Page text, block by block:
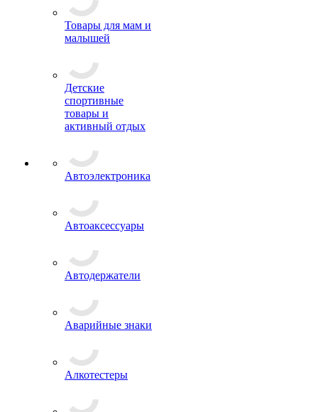
Товары для мам и
малышей
Детские
спортивные
товары и
активный отдых
Автоэлектроника
Автоаксессуары
Автодержатели
Аварийные знаки
Алкотестеры